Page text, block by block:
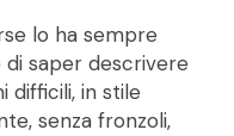
lo ha sempre
di saper descrivere
difficili, in stile
senza fronzoli,